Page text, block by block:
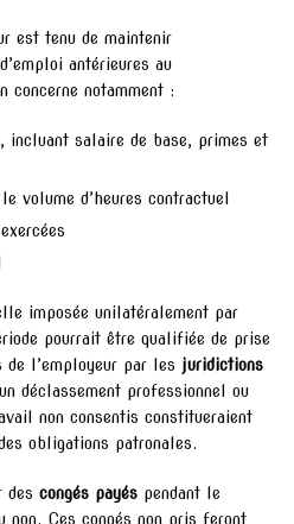
est tenu de maintenir
antérieures au
concerne notamment :
incluant salaire de base, primes et
volume d’heures contractuel
imposée unilatéralement par
pourrait être qualifiée de prise
l’employeur par les juridictions
déclassement professionnel ou
non consentis constitueraient
obligations patronales.
des congés payés pendant le
non. Ces congés non pris feront